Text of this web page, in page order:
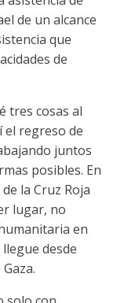
de un alcance
que
de
tres cosas al
el regreso de
juntos
posibles. En
la Cruz Roja
lugar, no
en
desde